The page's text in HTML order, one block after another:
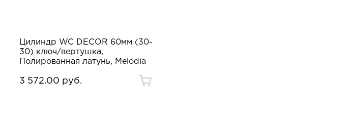
Цилиндр WC DECOR 60мм (30-
30) ключ/вертушка,
Полированная латунь, Melodia
3 572.00 руб.